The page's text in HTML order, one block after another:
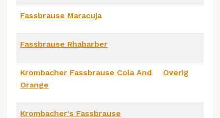
Fassbrause Maracuja
Fassbrause Rhabarber
Krombacher Fassbrause Cola And
Orange
Overig
Krombacher's Fassbrause